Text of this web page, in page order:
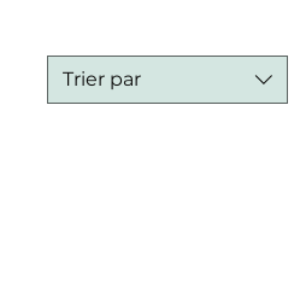
Trier par